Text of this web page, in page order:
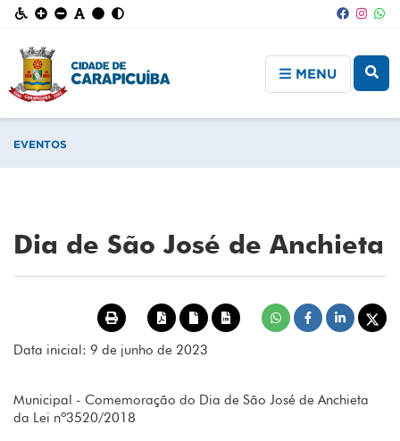
MENU
EVENTOS
Dia de São José de Anchieta
Data inicial: 9 de junho de 2023
Municipal - Comemoração do Dia de São José de Anchieta
da Lei nº3520/2018